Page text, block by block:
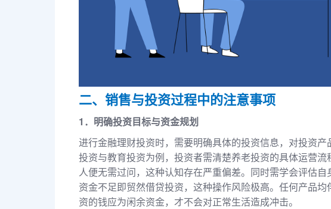
二、销售与投资过程中的注意事项
1．明确投资目标与资金规划
进行金融理财投资时，需要明确具体的投资信息，对投资
投资与教育投资为例，投资者需清楚养老投资的具体运营
人便无需过问，这种认知存在严重偏差。同时需学会评估
资金不足即贸然借贷投资，这种操作风险极高。任何产品
资的钱应为闲余资金，才不会对正常生活造成冲击。